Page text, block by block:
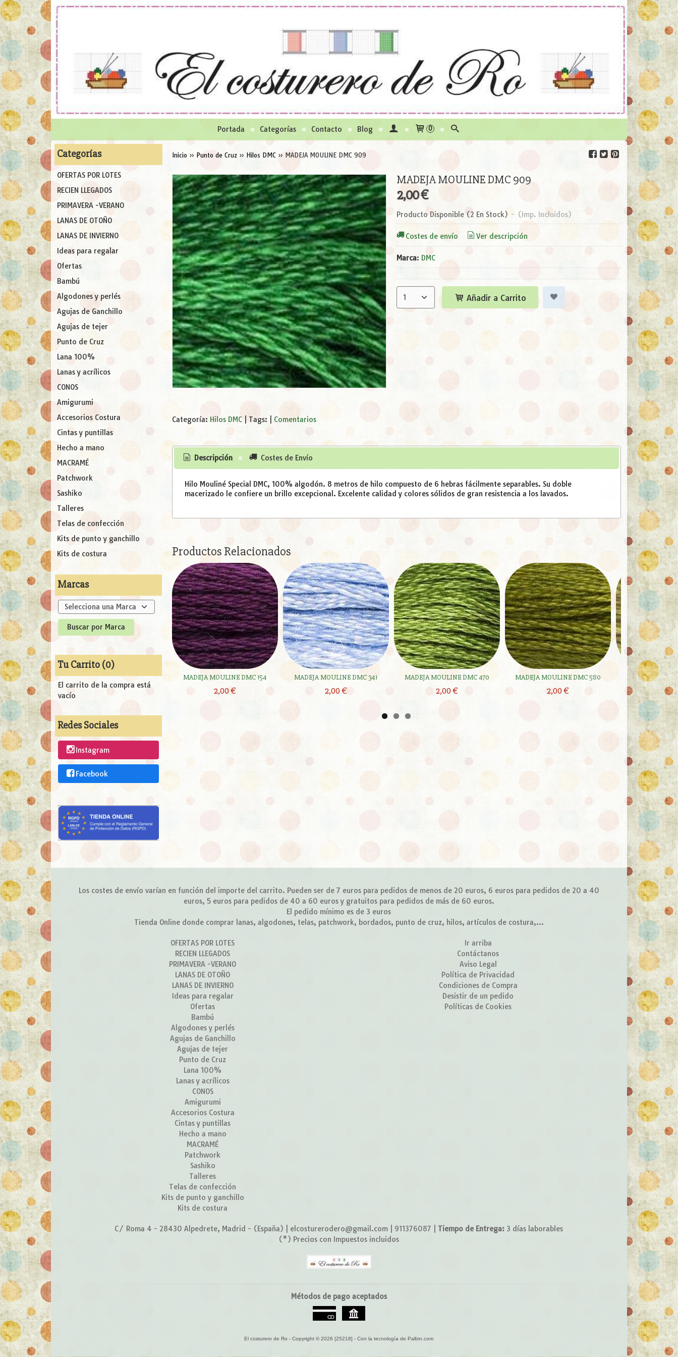
Portada Categorías Contacto Blog 0
Categorías
OFERTAS POR LOTES
RECIEN LLEGADOS
PRIMAVERA -VERANO
LANAS DE OTOÑO
LANAS DE INVIERNO
Ideas para regalar
Ofertas
Bambú
Algodones y perlés
Agujas de Ganchillo
Agujas de tejer
Punto de Cruz
Lana 100%
Lanas y acrílicos
CONOS
Amigurumi
Accesorios Costura
Cintas y puntillas
Hecho a mano
MACRAMÉ
Patchwork
Sashiko
Talleres
Telas de confección
Kits de punto y ganchillo
Kits de costura
Marcas
Tu Carrito (0)
El carrito de la compra está
vacío
Redes Sociales
Instagram
Facebook
Inicio » Punto de Cruz» Hilos DMC» MADEJA MOULINE DMC 909
MADEJA MOULINE DMC 909
2,00 €
Producto Disponible (2 En Stock) - (Imp. Incluidos)
Costes de envío Ver descripción
Marca: DMC
Añadir a Carrito
Categoría: Hilos DMC| Tags: Comentarios
Descripción Costes de Envío
Hilo Mouliné Special DMC, 100% algodón. 8 metros de hilo compuesto de 6 hebras fácilmente separables. Su doble
macerizado le confiere un brillo excepcional. Excelente calidad y colores sólidos de gran resistencia a los lavados.
Productos Relacionados
MADEJA MOULINE DMC 154
2,00 €
MADEJA MOULINE DMC 341
2,00 €
MADEJA MOULINE DMC 470
2,00 €
MADEJA MOULINE DMC 580
2,00 €
MADEJA
2,00
Los costes de envío varían en función del importe del carrito. Pueden ser de 7 euros para pedidos de menos de 20 euros, 6 euros para pedidos de 20 a 40
euros, 5 euros para pedidos de 40 a 60 euros y gratuitos para pedidos de más de 60 euros.
El pedido mínimo es de 3 euros
Tienda Online donde comprar lanas, algodones, telas, patchwork, bordados, punto de cruz, hilos, artículos de costura,...
OFERTAS POR LOTES
RECIEN LLEGADOS
PRIMAVERA -VERANO
LANAS DE OTOÑO
LANAS DE INVIERNO
Ideas para regalar
Ofertas
Bambú
Algodones y perlés
Agujas de Ganchillo
Agujas de tejer
Punto de Cruz
Lana 100%
Lanas y acrílicos
CONOS
Amigurumi
Accesorios Costura
Cintas y puntillas
Hecho a mano
MACRAMÉ
Patchwork
Sashiko
Talleres
Telas de confección
Kits de punto y ganchillo
Kits de costura
Ir arriba
Contáctanos
Aviso Legal
Política de Privacidad
Condiciones de Compra
Desistir de un pedido
Políticas de Cookies
C/ Roma 4 - 28430 Alpedrete, Madrid - (España) | elcosturerodero@gmail.com | 911376087 Tiempo de Entrega: 3 días laborables
(*) Precios con Impuestos incluidos
Métodos de pago aceptados
El costurero de Ro - Copyright © 2026 [25218] - Con la tecnología de Palbin.com